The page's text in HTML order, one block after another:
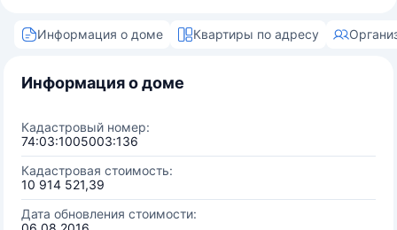
Информация о доме Квартиры по адресу
Информация о доме
Кадастровый номер:
74:03:1005003:136
Кадастровая стоимость:
10 914 521,39
Дата обновления стоимости: